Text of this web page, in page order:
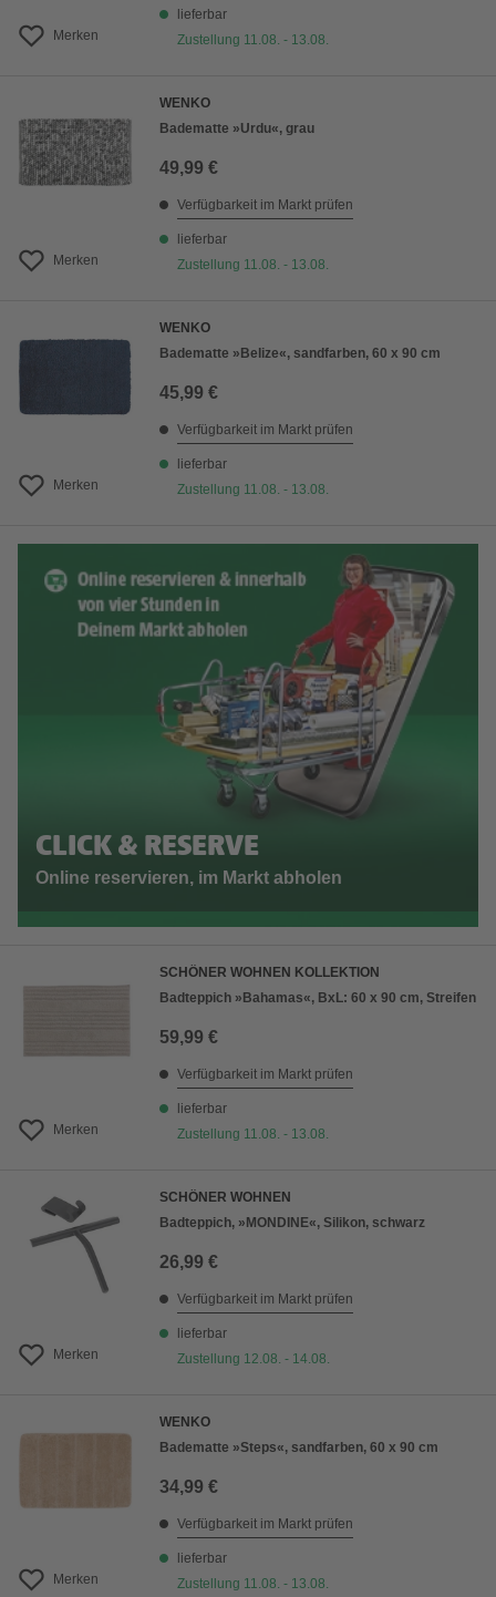
Merken
lieferbar
Zustellung 11.08. - 13.08.
Merken
WENKO
Badematte »Urdu«, grau
49,99 €
Verfügbarkeit im Markt prüfen
lieferbar
Zustellung 11.08. - 13.08.
Merken
WENKO
Badematte »Belize«, sandfarben, 60 x 90 cm
45,99 €
Verfügbarkeit im Markt prüfen
lieferbar
Zustellung 11.08. - 13.08.
CLICK & RESERVE
Online reservieren, im Markt abholen
Merken
SCHÖNER WOHNEN KOLLEKTION
Badteppich »Bahamas«, BxL: 60 x 90 cm, Streifen
59,99 €
Verfügbarkeit im Markt prüfen
lieferbar
Zustellung 11.08. - 13.08.
Merken
SCHÖNER WOHNEN
Badteppich, »MONDINE«, Silikon, schwarz
26,99 €
Verfügbarkeit im Markt prüfen
lieferbar
Zustellung 12.08. - 14.08.
Merken
WENKO
Badematte »Steps«, sandfarben, 60 x 90 cm
34,99 €
Verfügbarkeit im Markt prüfen
lieferbar
Zustellung 11.08. - 13.08.